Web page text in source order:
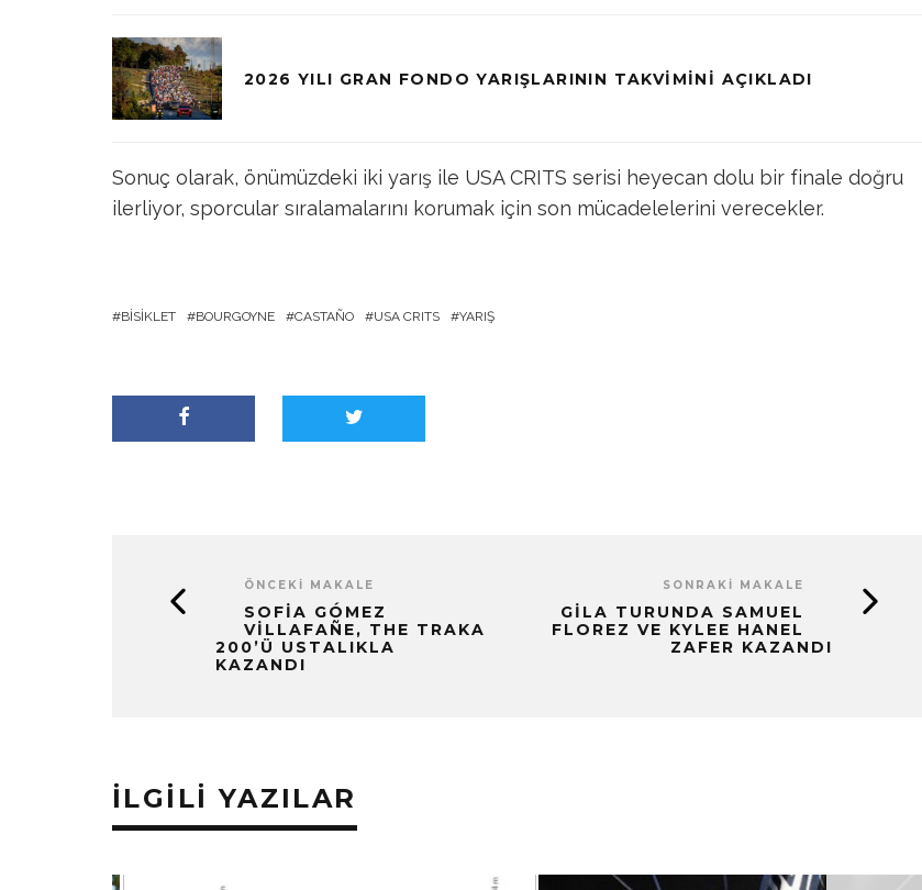
2026 YILI GRAN FONDO YARIŞLARININ TAKVIMINI AÇIKLADI
Sonuç olarak, önümüzdeki iki yarış ile USA CRITS serisi heyecan dolu bir finale doğru
ilerliyor, sporcular sıralamalarını korumak için son mücadelelerini verecekler.
BISIKLET BOURGOYNE CASTAÑO USA CRITS YARIŞ
ÖNCEKI MAKALE
SOFIA GÓMEZ
VILLAFAÑE, THE TRAKA
200’Ü USTALIKLA
KAZANDI
SONRAKI MAKALE
GILA TURUNDA SAMUEL
FLOREZ VE KYLEE HANEL
ZAFER KAZANDI
İLGILI YAZILAR